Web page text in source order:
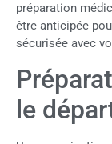
préparation
être anticipée
sécurisée avec
le